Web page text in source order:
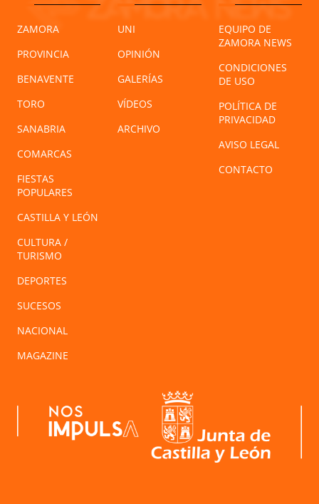
ZAMORA
PROVINCIA
BENAVENTE
TORO
SANABRIA
COMARCAS
FIESTAS
POPULARES
CASTILLA Y LEÓN
CULTURA /
TURISMO
DEPORTES
SUCESOS
NACIONAL
MAGAZINE
UNI
OPINIÓN
GALERÍAS
VÍDEOS
ARCHIVO
EQUIPO DE
ZAMORA NEWS
CONDICIONES
DE USO
POLÍTICA DE
PRIVACIDAD
AVISO LEGAL
CONTACTO